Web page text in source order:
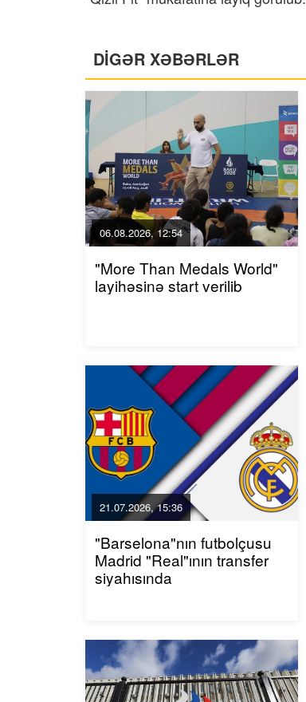
DİGƏR XƏBƏRLƏR
06.08.2026, 12:54
"More Than Medals World"
layihəsinə start verilib
21.07.2026, 15:36
"Barselona"nın futbolçusu
Madrid "Real"ının transfer
siyahısında